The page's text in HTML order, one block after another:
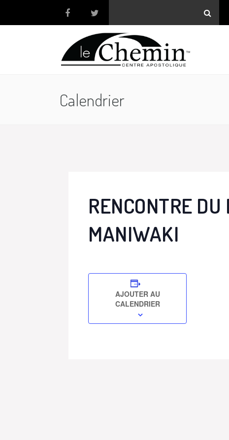
Calendrier
RENCONTRE
MANIWAKI
AJOUTER AU
CALENDRIER